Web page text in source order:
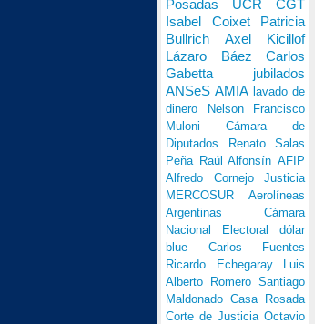
Posadas UCR CGT
Isabel Coixet Patricia
Bullrich Axel Kicillof
Lázaro Báez Carlos
Gabetta jubilados
ANSeSAMIA lavado de
dinero
Nelson Francisco
Muloni Cámara de
Diputados
Renato Salas
Peña Raúl AlfonsínAFIP
Alfredo Cornejo Justicia
MERCOSUR Aerolíneas
Argentinas Cámara
Nacional Electoral dólar
blue Carlos Fuentes
Ricardo Echegaray
Luis
Alberto Romero Santiago
Maldonado Casa Rosada
Corte de Justicia Octavio